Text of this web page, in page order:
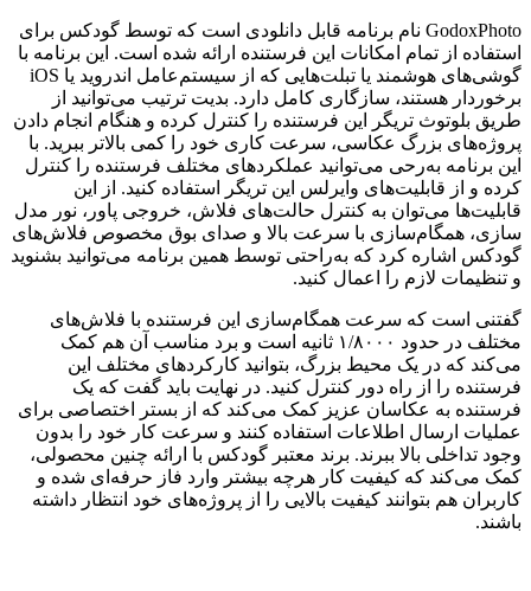
GodoxPhoto نام برنامه قابل دانلودی است که توسط گودکس برای
استفاده از تمام امکانات این فرستنده ارائه شده است. این برنامه با
گوشی‌های هوشمند یا تبلت‌هایی که از سیستم‌عامل اندروید یا iOS
برخوردار هستند، سازگاری کامل دارد. بدیت ترتیب می‌توانید از
طریق بلوتوث تریگر این فرستنده را کنترل کرده و هنگام انجام دادن
پروژه‌های بزرگ عکاسی، سرعت کاری خود را کمی بالاتر ببرید. با
این برنامه به‌رحی می‌توانید عملکردهای مختلف فرستنده را کنترل
کرده و از قابلیت‌های وایرلس این تریگر استفاده کنید. از این
قابلیت‌ها می‌توان به کنترل حالت‌های فلاش، خروجی پاور، نور مدل‌
سازی، همگام‌سازی با سرعت بالا و صدای بوق مخصوص فلاش‌های
گودکس اشاره کرد که به‌راحتی توسط همین برنامه می‌توانید بشنوید
و تنظیمات لازم را اعمال کنید.
گفتنی است که سرعت همگام‌سازی این فرستنده با فلاش‌های
مختلف در حدود ۱/۸۰۰۰ ثانیه است و برد مناسب آن هم کمک
می‌کند که در یک محیط بزرگ، بتوانید کارکردهای مختلف این
فرستنده را از راه دور کنترل کنید. در نهایت باید گفت که یک
فرستنده به عکاسان عزیز کمک می‌کند که از بستر اختصاصی برای
عملیات ارسال اطلاعات استفاده کنند و سرعت کار خود را بدون
وجود تداخلی بالا ببرند. برند معتبر گودکس با ارائه چنین محصولی،
کمک می‌کند که کیفیت کار هرچه بیشتر وارد فاز حرفه‌ای شده و
کاربران هم بتوانند کیفیت بالایی را از پروژه‌های خود انتظار داشته
باشند.